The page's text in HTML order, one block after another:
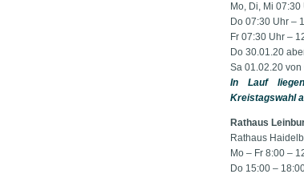
Mo, Di, Mi
Do 07:30 Uhr –
Fr 07:30 Uhr –
Do 30.01.20
Sa 01.02.20
In Lauf
Kreistagswahl
Rathaus
Rathaus
Mo – Fr 8:00 –
Do 15:00 –